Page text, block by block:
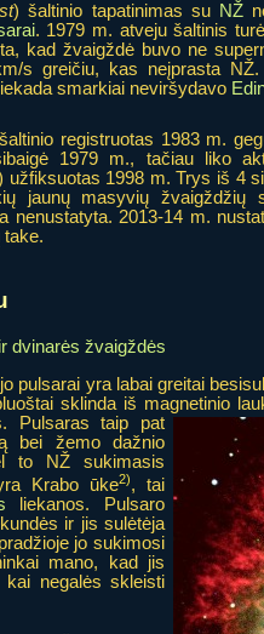
) šaltinio tapatinimas su NŽ
. 1979 m. atveju šaltinis
kad žvaigždė buvo ne
s greičiu, kas neįprasta
smarkiai neviršydavo
registruotas 1983 m.
1979 m., tačiau liko
užfiksuotas 1998 m. Trys iš 4
jaunų masyvių žvaigždžių
nenustatyta. 2013-14 m.
take.
dvinarės žvaigždės
pulsarai yra labai greitai
sklinda iš magnetinio
Pulsaras taip pat
bei žemo dažnio
to NŽ sukimasis
Krabo ūke2), tai
liekanos. Pulsaro
ir jis sulėtėja
jo sukimosi
mano, kad jis
negalės skleisti